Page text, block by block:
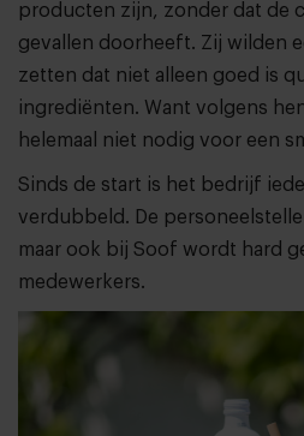
producten zijn, zonder dat de
gevallen doorheeft. Zij wilden
zetten dat niet alleen goed is
ingrediënten. Want volgens
helemaal niet nodig voor een
Sinds de start is het bedrijf
verdubbeld. De
maar ook bij Soof wordt hard
medewerkers.